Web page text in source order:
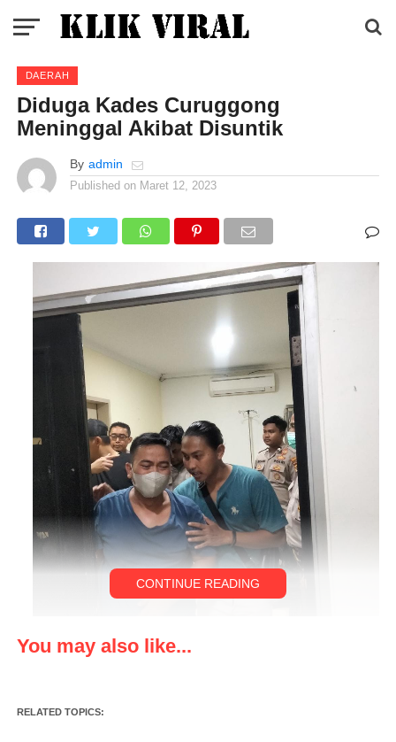
DAERAH
Diduga Kades Curuggong
Meninggal Akibat Disuntik
By admin
Published on Maret 12, 2023
SERANG,klikviral.com-Dugaan pembunuhan terhadap kepala
CONTINUE READING
You may also like...
RELATED TOPICS: